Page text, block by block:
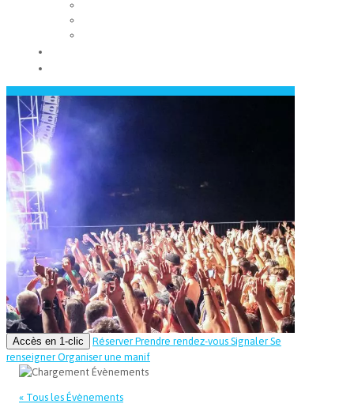
Accès en 1-clic Réserver Prendre rendez-vous Signaler Se
renseigner Organiser une manif
« Tous les Évènements